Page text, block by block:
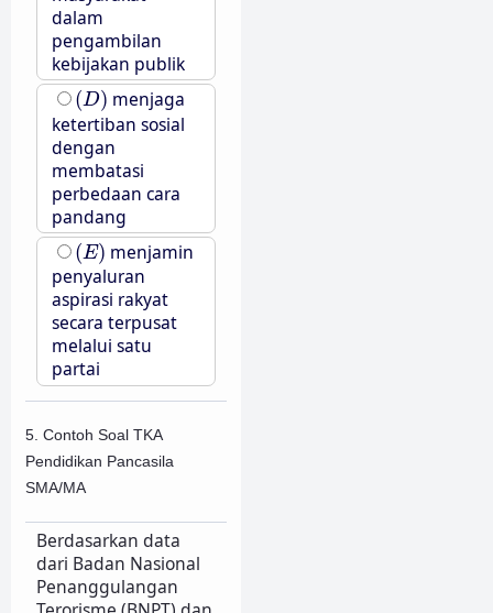
dalam
pengambilan
kebijakan publik
(D)
(D) menjaga
ketertiban sosial
dengan
membatasi
perbedaan cara
pandang
(E)
(E) menjamin
penyaluran
aspirasi rakyat
secara terpusat
melalui satu
partai
5. Contoh Soal TKA
Pendidikan Pancasila
SMA/MA
Berdasarkan data
dari Badan Nasional
Penanggulangan